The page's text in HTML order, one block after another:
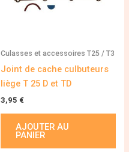
Culasses et accessoires T25 / T3
Joint de cache culbuteurs
liège T 25 D et TD
3,95 €
AJOUTER AU
PANIER